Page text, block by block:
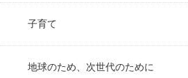
子育て
地球のため、次世代のために